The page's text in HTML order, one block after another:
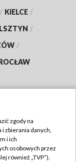
/ KIELCE /
/
/
zgody na
zbierania danych,
i ich
osobowych przez
również „TVP”),